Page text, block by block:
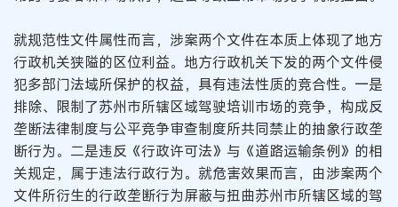
就规范性文件属性而言，涉案两个文件在本质上体现了地方
行政机关狭隘的区位利益。地方行政机关下发的两个文件侵
犯多部门法域所保护的权益，具有违法性质的竞合性。一是
排除、限制了苏州市所辖区域驾驶培训市场的竞争，构成反
垄断法律制度与公平竞争审查制度所共同禁止的抽象行政垄
断行为。二是违反《行政许可法》与《道路运输条例》的相
关规定，属于违法行政行为。就危害效果而言，由涉案两个
文件所衍生的行政垄断行为屏蔽与扭曲苏州市所辖区域的驾